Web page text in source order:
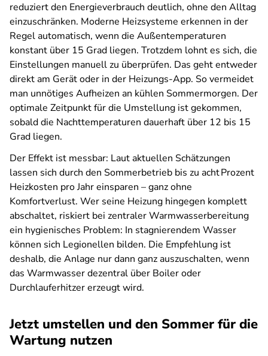
reduziert den Energieverbrauch deutlich, ohne den Alltag
einzuschränken. Moderne Heizsysteme erkennen in der
Regel automatisch, wenn die Außentemperaturen
konstant über 15 Grad liegen. Trotzdem lohnt es sich, die
Einstellungen manuell zu überprüfen. Das geht entweder
direkt am Gerät oder in der Heizungs-App. So vermeidet
man unnötiges Aufheizen an kühlen Sommermorgen. Der
optimale Zeitpunkt für die Umstellung ist gekommen,
sobald die Nachttemperaturen dauerhaft über 12 bis 15
Grad liegen.
Der Effekt ist messbar: Laut aktuellen Schätzungen
lassen sich durch den Sommerbetrieb bis zu acht Prozent
Heizkosten pro Jahr einsparen – ganz ohne
Komfortverlust. Wer seine Heizung hingegen komplett
abschaltet, riskiert bei zentraler Warmwasserbereitung
ein hygienisches Problem: In stagnierendem Wasser
können sich Legionellen bilden. Die Empfehlung ist
deshalb, die Anlage nur dann ganz auszuschalten, wenn
das Warmwasser dezentral über Boiler oder
Durchlauferhitzer erzeugt wird.
Jetzt umstellen und den Sommer für die
Wartung nutzen